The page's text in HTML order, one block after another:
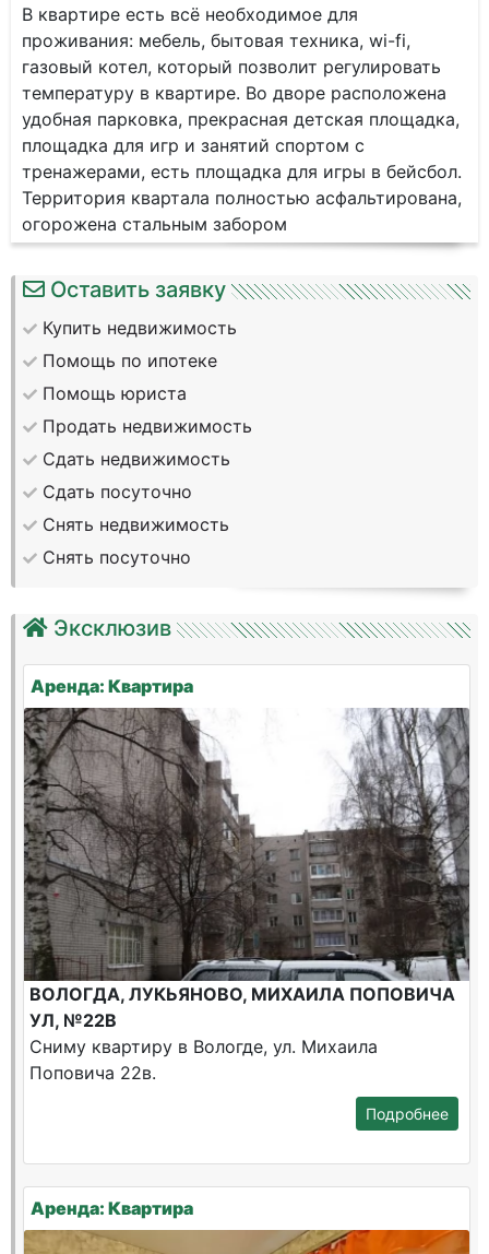
B квapтиpe ecть всё необходимое для
проживания: мебель, бытовая техника, wi-fi,
газовый котел, который позволит регулировать
температуру в квартире. Во дворе расположена
удобная парковка, прекрасная детская площадка,
площадка для игр и занятий спортом с
тренажерами, есть площадка для игры в бейсбол.
Территория квартала полностью асфальтирована,
огорожена стальным забором
Оставить заявку
Купить недвижимость
Помощь по ипотеке
Помощь юриста
Продать недвижимость
Сдать недвижимость
Сдать посуточно
Снять недвижимость
Снять посуточно
Эксклюзив
Аренда: Квартира
ВОЛОГДА, ЛУКЬЯНОВО, МИХАИЛА ПОПОВИЧА
УЛ, №22В
Сниму квартиру в Вологде, ул. Михаила
Поповича 22в.
Подробнее
Аренда: Квартира